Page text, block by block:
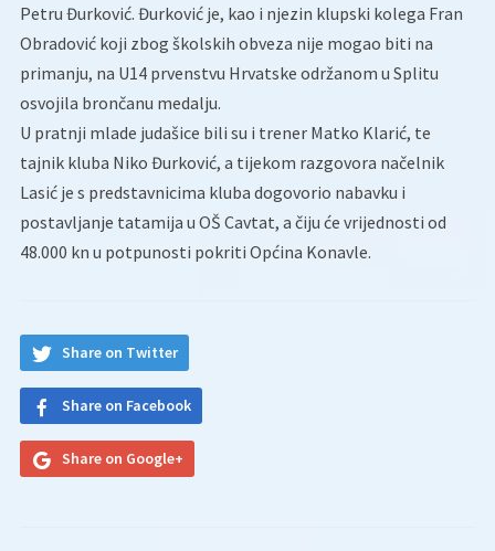
Petru Đurković. Đurković je, kao i njezin klupski kolega Fran
Obradović koji zbog školskih obveza nije mogao biti na
primanju, na U14 prvenstvu Hrvatske održanom u Splitu
osvojila brončanu medalju.
U pratnji mlade judašice bili su i trener Matko Klarić, te
tajnik kluba Niko Đurković, a tijekom razgovora načelnik
Lasić je s predstavnicima kluba dogovorio nabavku i
postavljanje tatamija u OŠ Cavtat, a čiju će vrijednosti od
48.000 kn u potpunosti pokriti Općina Konavle.
Share on Twitter
Share on Facebook
Share on Google+